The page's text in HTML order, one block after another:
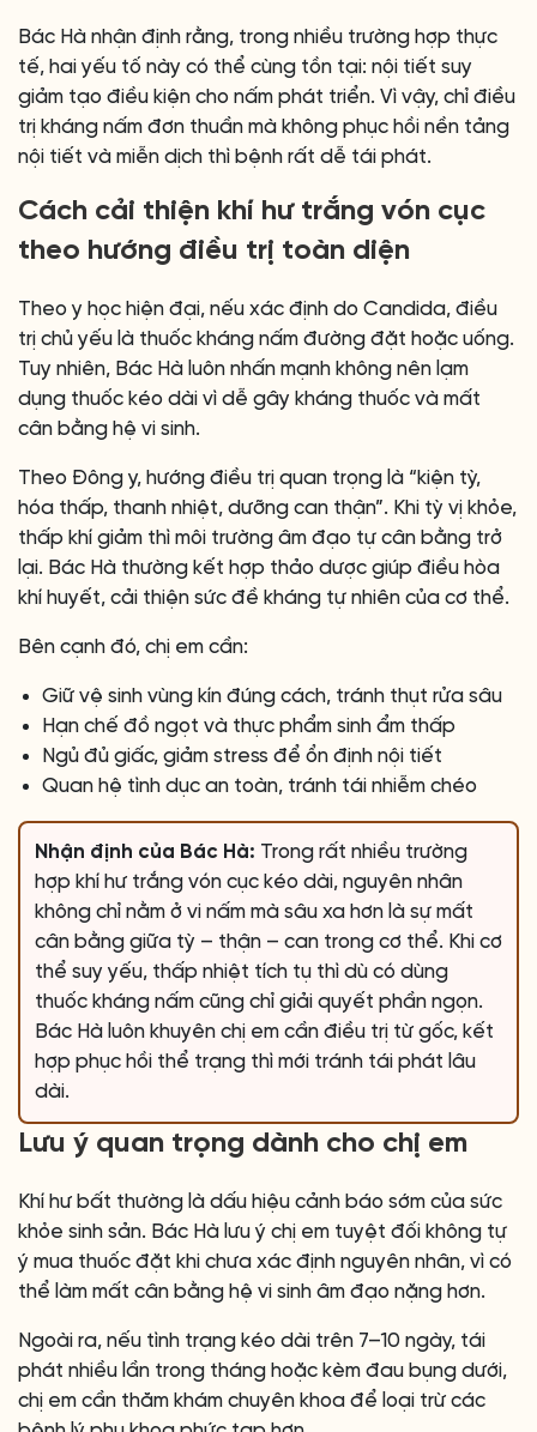
Bác Hà nhận định rằng, trong nhiều trường hợp thực
tế, hai yếu tố này có thể cùng tồn tại: nội tiết suy
giảm tạo điều kiện cho nấm phát triển. Vì vậy, chỉ điều
trị kháng nấm đơn thuần mà không phục hồi nền tảng
nội tiết và miễn dịch thì bệnh rất dễ tái phát.
Cách cải thiện khí hư trắng vón cục
theo hướng điều trị toàn diện
Theo y học hiện đại, nếu xác định do Candida, điều
trị chủ yếu là thuốc kháng nấm đường đặt hoặc uống.
Tuy nhiên, Bác Hà luôn nhấn mạnh không nên lạm
dụng thuốc kéo dài vì dễ gây kháng thuốc và mất
cân bằng hệ vi sinh.
Theo Đông y, hướng điều trị quan trọng là “kiện tỳ,
hóa thấp, thanh nhiệt, dưỡng can thận”. Khi tỳ vị khỏe,
thấp khí giảm thì môi trường âm đạo tự cân bằng trở
lại. Bác Hà thường kết hợp thảo dược giúp điều hòa
khí huyết, cải thiện sức đề kháng tự nhiên của cơ thể.
Bên cạnh đó, chị em cần:
Giữ vệ sinh vùng kín đúng cách, tránh thụt rửa sâu
Hạn chế đồ ngọt và thực phẩm sinh ẩm thấp
Ngủ đủ giấc, giảm stress để ổn định nội tiết
Quan hệ tình dục an toàn, tránh tái nhiễm chéo
Nhận định của Bác Hà: Trong rất nhiều trường
hợp khí hư trắng vón cục kéo dài, nguyên nhân
không chỉ nằm ở vi nấm mà sâu xa hơn là sự mất
cân bằng giữa tỳ – thận – can trong cơ thể. Khi cơ
thể suy yếu, thấp nhiệt tích tụ thì dù có dùng
thuốc kháng nấm cũng chỉ giải quyết phần ngọn.
Bác Hà luôn khuyên chị em cần điều trị từ gốc, kết
hợp phục hồi thể trạng thì mới tránh tái phát lâu
dài.
Lưu ý quan trọng dành cho chị em
Khí hư bất thường là dấu hiệu cảnh báo sớm của sức
khỏe sinh sản. Bác Hà lưu ý chị em tuyệt đối không tự
ý mua thuốc đặt khi chưa xác định nguyên nhân, vì có
thể làm mất cân bằng hệ vi sinh âm đạo nặng hơn.
Ngoài ra, nếu tình trạng kéo dài trên 7–10 ngày, tái
phát nhiều lần trong tháng hoặc kèm đau bụng dưới,
chị em cần thăm khám chuyên khoa để loại trừ các